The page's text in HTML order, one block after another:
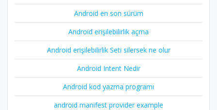
Android en son sürüm
Android erişilebilirlik açma
Android erişilebilirlik Seti silersek ne olur
Android Intent Nedir
Android kod yazma programı
android manifest provider example